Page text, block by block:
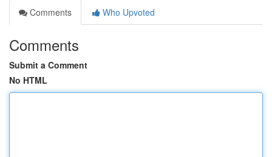
Comments
Who Upvoted
Comments
Submit a Comment
No HTML